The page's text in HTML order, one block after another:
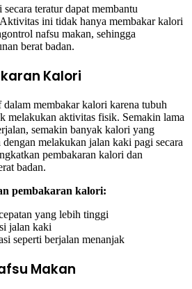
teratur dapat membantu
ini tidak hanya membakar kalori
nafsu makan, sehingga
berat badan.
Kalori
membakar kalori karena tubuh
melakukan aktivitas fisik. Semakin lama
semakin banyak kalori yang
melakukan jalan kaki pagi secara
pembakaran kalori dan
badan.
pembakaran kalori:
yang lebih tinggi
jalan kaki
seperti berjalan menanjak
Makan